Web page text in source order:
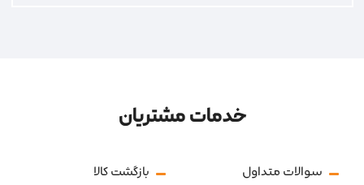
خدمات مشتریان
سوالات متداول بازگشت کالا